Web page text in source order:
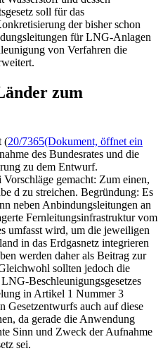
soll für das
der bisher schon
fürLNG-Anlagen
von Verfahren die
zum
(20/7365(Dokument, öffnet ein
des Bundesrates und die
zu dem Entwurf.
gemacht: Zum einen,
d zu streichen. Begründung: Es
neben Anbindungsleitungen an
Fernleitungsinfrastruktur vom
umfasst wird, um die jeweiligen
in das Erdgasnetz integrieren
werden daher als Beitrag zur
sollten jedoch die
LNG-Beschleunigungsgesetzes
in Artikel 1 Nummer 3
Gesetzentwurfs auch auf diese
da gerade die Anwendung
Sinn und Zweck der Aufnahme
sei.